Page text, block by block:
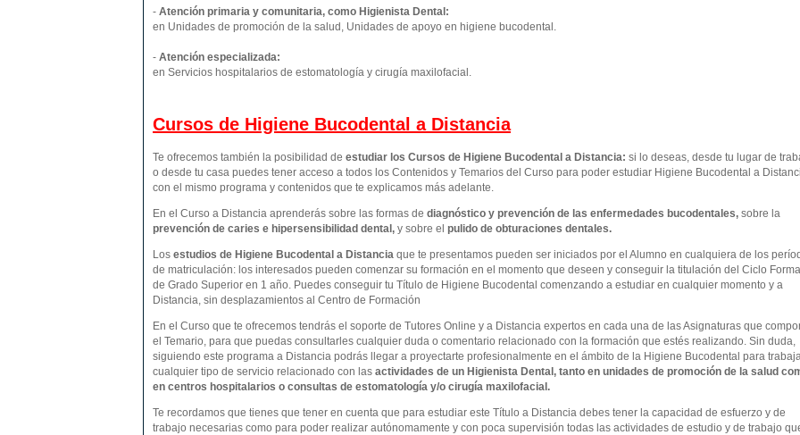
- Atención primaria y comunitaria, como Higienista Dental:
en Unidades de promoción de la salud, Unidades de apoyo en higiene bucodental.
- Atención especializada:
en Servicios hospitalarios de estomatología y cirugía maxilofacial.
Cursos de Higiene Bucodental a Distancia
Te ofrecemos también la posibilidad de estudiar los Cursos de Higiene Bucodental a Distancia: si lo deseas, desde tu lugar de
o desde tu casa puedes tener acceso a todos los Contenidos y Temarios del Curso para poder estudiar Higiene Bucodental a
con el mismo programa y contenidos que te explicamos más adelante.
En el Curso a Distancia aprenderás sobre las formas de diagnóstico y prevención de las enfermedades bucodentales, sobre la
prevención de caries e hipersensibilidad dental, y sobre el pulido de obturaciones dentales.
Los estudios de Higiene Bucodental a Distancia que te presentamos pueden ser iniciados por el Alumno en cualquiera de los
de matriculación: los interesados pueden comenzar su formación en el momento que deseen y conseguir la titulación del Ciclo
de Grado Superior en 1 año. Puedes conseguir tu Título de Higiene Bucodental comenzando a estudiar en cualquier momento y a
Distancia, sin desplazamientos al Centro de Formación
En el Curso que te ofrecemos tendrás el soporte de Tutores Online y a Distancia expertos en cada una de las Asignaturas que
el Temario, para que puedas consultarles cualquier duda o comentario relacionado con la formación que estés realizando. Sin duda,
siguiendo este programa a Distancia podrás llegar a proyectarte profesionalmente en el ámbito de la Higiene Bucodental para
cualquier tipo de servicio relacionado con las actividades de un Higienista Dental, tanto en unidades de promoción de la salud
en centros hospitalarios o consultas de estomatología y/o cirugía maxilofacial.
Te recordamos que tienes que tener en cuenta que para estudiar este Título a Distancia debes tener la capacidad de esfuerzo y de
trabajo necesarias como para poder realizar autónomamente y con poca supervisión todas las actividades de estudio y de trabajo